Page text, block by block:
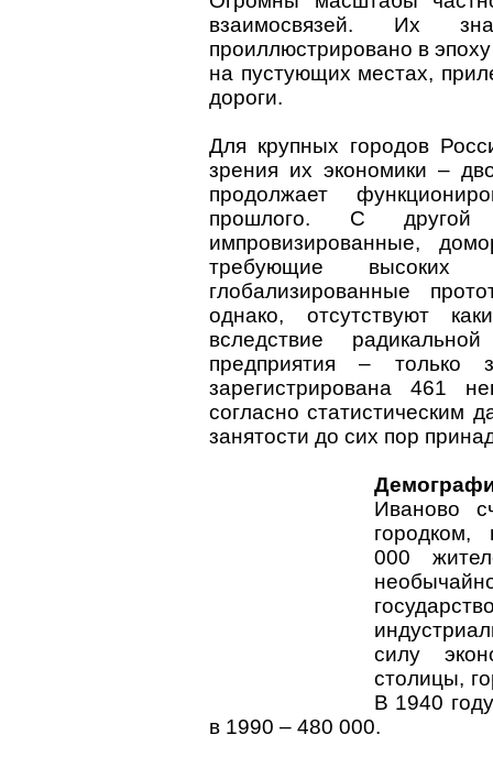
взаимосвязей. Их
проиллюстрировано в
на пустующих местах,
дороги.
Для крупных городов
зрения их экономики –
продолжает
прошлого. С другой
импровизированные,
требующие высоких
глобализированные
однако, отсутствуют
вследствие
предприятия –
зарегистрирована 461
согласно статистическим
занятости до сих пор
Иваново
городком,
000
силу
столицы,
В 1940
в 1990 – 480 000.